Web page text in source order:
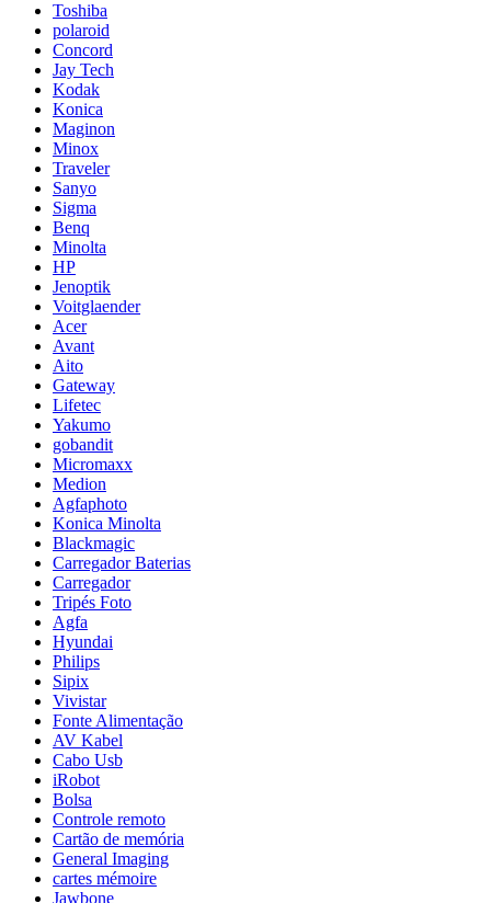
Toshiba
polaroid
Concord
Jay Tech
Kodak
Konica
Maginon
Minox
Traveler
Sanyo
Sigma
Benq
Minolta
HP
Jenoptik
Voitglaender
Acer
Avant
Aito
Gateway
Lifetec
Yakumo
gobandit
Micromaxx
Medion
Agfaphoto
Konica Minolta
Blackmagic
Carregador Baterias
Carregador
Tripés Foto
Agfa
Hyundai
Philips
Sipix
Vivistar
Fonte Alimentação
AV Kabel
Cabo Usb
iRobot
Bolsa
Controle remoto
Cartão de memória
General Imaging
cartes mémoire
Jawbone